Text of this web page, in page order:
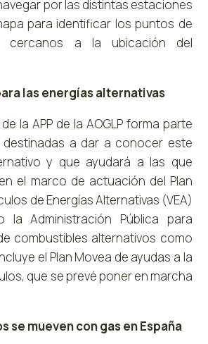
por las distintas estaciones
para identificar los puntos de
cercanos a la ubicación del
las energías alternativas
la APP de la AOGLP forma parte
a dar a conocer este
y que ayudará a las que
el marco de actuación del Plan
de Energías Alternativas (VEA)
la Administración Pública para
combustibles alternativos como
el Plan Movea de ayudas a la
que se prevé poner en marcha
se mueven con gas en España